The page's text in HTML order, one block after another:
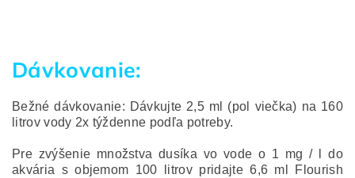
Dávkovanie:
Bežné dávkovanie: Dávkujte 2,5 ml (pol viečka) na 160
litrov vody 2x týždenne podľa potreby.
Pre zvýšenie množstva dusíka vo vode o 1 mg / l do
akvária s objemom 100 litrov pridajte 6,6 ml Flourish